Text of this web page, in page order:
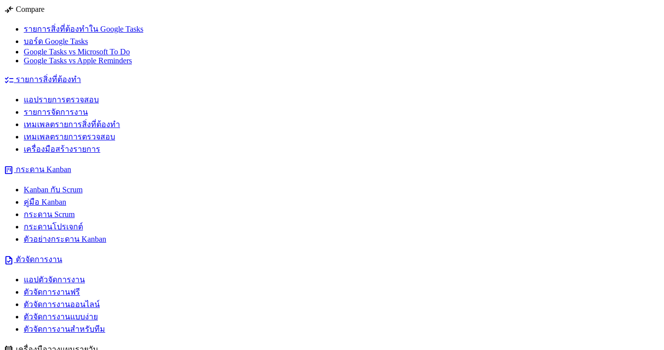
compare_arrows Compare
รายการสิ่งที่ต้องทำใน Google Tasks
บอร์ด Google Tasks
Google Tasks vs Microsoft To Do
Google Tasks vs Apple Reminders
checklist รายการสิ่งที่ต้องทำ
แอปรายการตรวจสอบ
รายการจัดการงาน
เทมเพลตรายการสิ่งที่ต้องทำ
เทมเพลตรายการตรวจสอบ
เครื่องมือสร้างรายการ
view_kanban กระดาน Kanban
Kanban กับ Scrum
คู่มือ Kanban
กระดาน Scrum
กระดานโปรเจกต์
ตัวอย่างกระดาน Kanban
task ตัวจัดการงาน
แอปตัวจัดการงาน
ตัวจัดการงานฟรี
ตัวจัดการงานออนไลน์
ตัวจัดการงานแบบง่าย
ตัวจัดการงานสำหรับทีม